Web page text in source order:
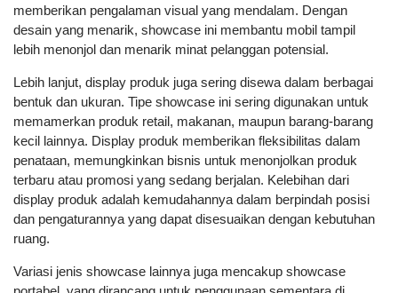
memberikan pengalaman visual yang mendalam. Dengan
desain yang menarik, showcase ini membantu mobil tampil
lebih menonjol dan menarik minat pelanggan potensial.
Lebih lanjut, display produk juga sering disewa dalam berbagai
bentuk dan ukuran. Tipe showcase ini sering digunakan untuk
memamerkan produk retail, makanan, maupun barang-barang
kecil lainnya. Display produk memberikan fleksibilitas dalam
penataan, memungkinkan bisnis untuk menonjolkan produk
terbaru atau promosi yang sedang berjalan. Kelebihan dari
display produk adalah kemudahannya dalam berpindah posisi
dan pengaturannya yang dapat disesuaikan dengan kebutuhan
ruang.
Variasi jenis showcase lainnya juga mencakup showcase